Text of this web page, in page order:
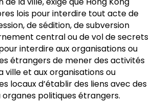
lois pour interdire tout acte de
de sédition, de subversion
central ou de vol de secrets
interdire aux organisations ou
étrangers de mener des activités
ville et aux organisations ou
locaux d’établir des liens avec des
politiques étrangers.